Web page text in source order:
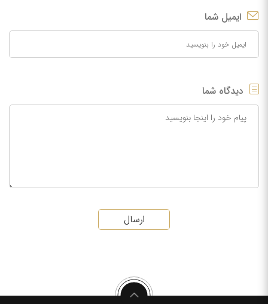
ایمیل شما
دیدگاه شما
ارسال